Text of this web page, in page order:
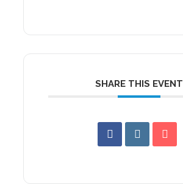
SHARE THIS EVENT